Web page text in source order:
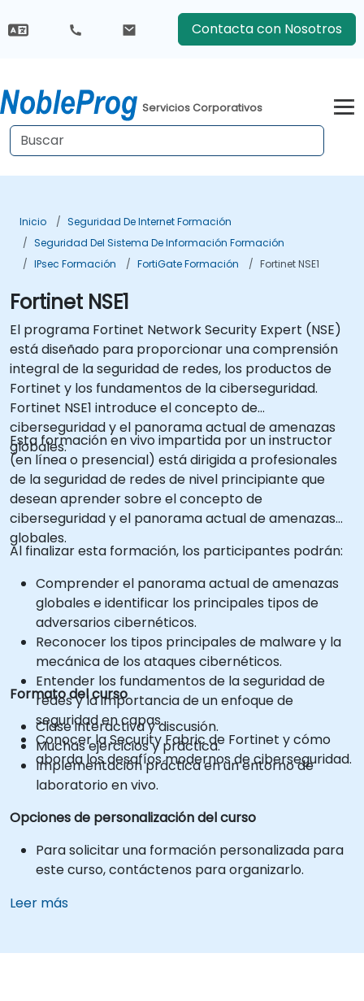
Contacta con Nosotros
Servicios Corporativos
Inicio
Seguridad De Internet Formación
Seguridad Del Sistema De Información Formación
IPsec Formación
FortiGate Formación Fortinet NSE1
Fortinet NSE1
El programa Fortinet Network Security Expert (NSE)
está diseñado para proporcionar una comprensión
integral de la seguridad de redes, los productos de
Fortinet y los fundamentos de la ciberseguridad.
Fortinet NSE1 introduce el concepto de
ciberseguridad y el panorama actual de amenazas
globales.
Esta formación en vivo impartida por un instructor
(en línea o presencial) está dirigida a profesionales
de la seguridad de redes de nivel principiante que
desean aprender sobre el concepto de
ciberseguridad y el panorama actual de amenazas
globales.
Al finalizar esta formación, los participantes podrán:
Comprender el panorama actual de amenazas
globales e identificar los principales tipos de
adversarios cibernéticos.
Reconocer los tipos principales de malware y la
mecánica de los ataques cibernéticos.
Entender los fundamentos de la seguridad de
redes y la importancia de un enfoque de
seguridad en capas.
Conocer la Security Fabric de Fortinet y cómo
aborda los desafíos modernos de ciberseguridad.
Formato del curso
Clase interactiva y discusión.
Muchas ejercicios y práctica.
Implementación práctica en un entorno de
laboratorio en vivo.
Opciones de personalización del curso
Para solicitar una formación personalizada para
este curso, contáctenos para organizarlo.
Leer más